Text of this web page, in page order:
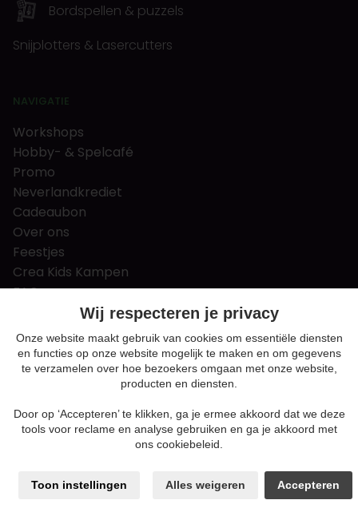
Bordspellen & puzzels
Snijplotters & Lasercutters
NAVIGATIE
Workshops
Hobby- & Spelcafé
Promo
Neverlandkrediet
Cadeaubon
Over ons
Feestjes
Crea Kids Kampen
FAQ
Tips & tricks
Contact
Nieuws & Vacatures
Algemene voorwaarden
Privacy en cookie policy
Sitemap
Wij respecteren je privacy
Onze website maakt gebruik van cookies om essentiële diensten
en functies op onze website mogelijk te maken en om gegevens
te verzamelen over hoe bezoekers omgaan met onze website,
producten en diensten.
Door op ‘Accepteren’ te klikken, ga je ermee akkoord dat we deze
tools voor reclame en analyse gebruiken en ga je akkoord met
ons cookiebeleid.
Toon instellingen Alles weigeren Accepteren